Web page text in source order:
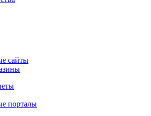
сайты
порталы